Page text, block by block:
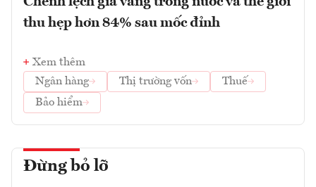
thu hẹp hơn 84% sau mốc đỉnh
Xem thêm
Ngân hàng
Thị trường vốn
Thuế
Bảo hiểm
Đừng bỏ lỡ